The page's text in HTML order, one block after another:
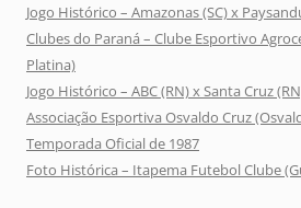
Jogo Histórico – Amazonas (SC) x
Clubes do Paraná – Clube Esportivo
Platina)
Jogo Histórico – ABC (RN) x Santa Cruz
Associação Esportiva Osvaldo Cruz
Temporada Oficial de 1987
Foto Histórica – Itapema Futebol Clube